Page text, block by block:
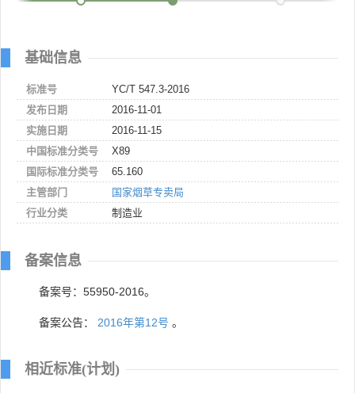
基础信息
标准号
YC/T 547.3-2016
发布日期
2016-11-01
实施日期
2016-11-15
中国标准分类号
X89
国际标准分类号
65.160
主管部门
国家烟草专卖局
行业分类
制造业
备案信息
备案号：55950-2016。
备案公告： 2016年第12号 。
相近标准(计划)